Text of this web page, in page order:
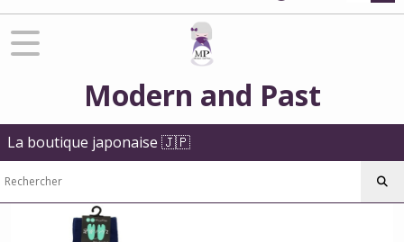
Modern and Past
La boutique japonaise 🇯🇵
Vêtements
japonais
-
Tabi
Tabi